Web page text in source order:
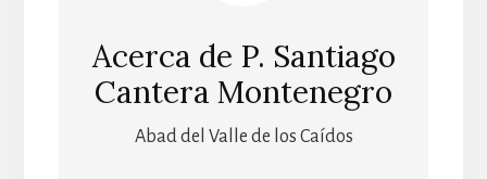
Acerca de P. Santiago
Cantera Montenegro
Abad del Valle de los Caídos